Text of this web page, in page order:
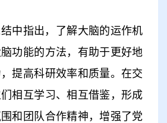
指出，了解大脑的运作机
功能的方法，有助于更好地
提高科研效率和质量。在交
相互学习、相互借鉴，形成
和团队合作精神，增强了党